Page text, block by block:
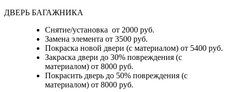
ДВЕРЬ БАГАЖНИКА
Снятие/установка от 2000 руб.
Замена элемента от 3500 руб.
Покраска новой двери (с материалом) от 5400 руб.
Закраска двери до 30% повреждения (с
материалом) от 8000 руб.
Покрасить дверь до 50% повреждения (с
материалом) от 8000 руб.